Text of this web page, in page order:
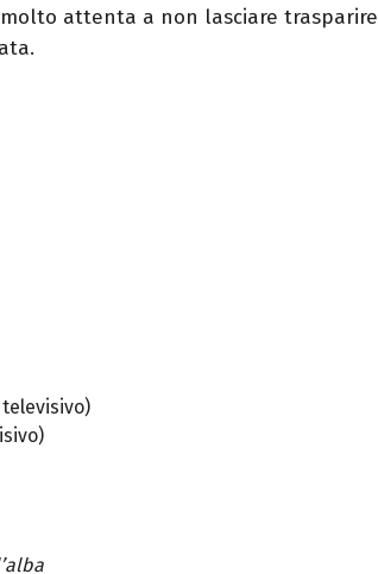
attenta a non lasciare trasparire